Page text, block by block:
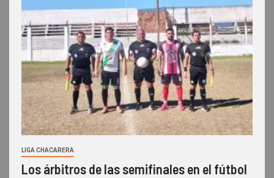
LIGA CHACARERA
Los árbitros de las semifinales en el fútbol